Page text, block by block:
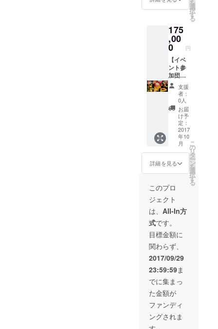
ます。
https://li
ne.me/
R/ti/p/%
40kkz2
987k ★
募集期
間終了
直後、
主催者
からの
ご案内
メール
が届き
ます。
す。以
下の
URLか
らLINE
＠に登
録し
て、
「食
フェス
予約希
望」と
メッ
セージ
をお送
りくだ
さい。
担当ス
タッフ
ます。
URL：
https://li
ne.me/
R/ti/p/%
40kkz2
987k ★
募集期
直後、
主催者
からの
ご案内
メール
が届き
ます♪
メール
にて簡
単予
約）
クラウ
ドファ
ンディ
ング終
了後
は、
フェス
のLINE
＠に登
録して
頂き、
席の予
約確保
をお勧
す。以
下の
URLか
らLINE
＠に登
録し
て、
「食
フェス
予約希
望」と
メッ
セージ
をお送
りくだ
さい。
担当ス
タッフ
ナルワ
イング
プレゼ
ント ★
余った
チケッ
トは、
協賛企
業『ワ
インビ
スト
ロ・レ
ンチン
(福岡市
内飲食
店)』で
使用可
能 ★事
前予約
優先案
内（ラ
イン＠
メール
にて簡
単予
約）
クラウ
ドファ
ンディ
ング終
了後
は、
フェス
のLINE
＠に登
録して
頂き、
席の予
約確保
をお勧
ト）×３
０名様
額１２
０，０
００
分）』
を会場
にてお
渡しし
ます。
（パト
ロン様
と分か
る内容
確認の
上お渡
しとな
りま
す） ★
オリジ
ナルワ
イング
ラスを
プレゼ
ント ★
余った
チケッ
トは、
協賛企
業『ワ
インビ
スト
ロ・レ
ンチン
(福岡市
内飲食
店)』で
使用可
能 ★事
前予約
明かり
で癒さ
ととき
を仲間
と一緒
に過ご
しませ
んか？
★『国
産にん
にく
フェス
（３，
０００
円分チ
ケット
+１，０
００円
分追加
チケッ
ト）×４
０名様
分（総
額１６
０，０
００円
分）』
を会場
にてお
渡しし
ます。
（パト
ロン様
と分か
る内容
確認の
上お渡
しとな
りま
す） ★
を
選
択
す
る
175
,00
0 円
【イベ
ント参
加団体
５０名
様コー
ス】 美
味しい
にんに
くを堪
能しな
がら幻
想的な
キャン
ドルの
明かり
で癒さ
れるひ
ととき
を仲間
と一緒
に過ご
しませ
んか？
★『国
産にん
にく
フェス
（３，
０００
円分チ
ケット
+１，０
００円
分追加
支援
者：
0人
お届
け予
定：
2017
年10
月
詳細を見る
こ
の
リ
タ
ー
ン
を
選
択
す
る
このプロ
ジェクト
は、 All-In方
式です。
目標金額に
関わらず、
2017/09/29
23:59:59ま
でに集まっ
た金額が
ファンディ
ングされま